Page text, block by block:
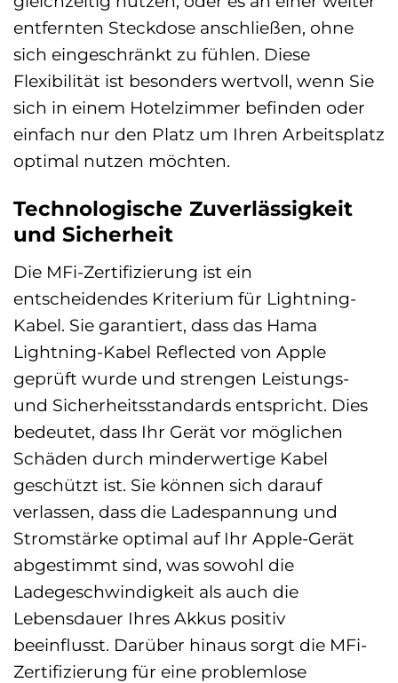
entfernten Steckdose anschließen, ohne
sich eingeschränkt zu fühlen. Diese
Flexibilität ist besonders wertvoll, wenn Sie
sich in einem Hotelzimmer befinden oder
einfach nur den Platz um Ihren Arbeitsplatz
optimal nutzen möchten.
Technologische Zuverlässigkeit
und Sicherheit
Die MFi-Zertifizierung ist ein
entscheidendes Kriterium für Lightning-
Kabel. Sie garantiert, dass das Hama
Lightning-Kabel Reflected von Apple
geprüft wurde und strengen Leistungs-
und Sicherheitsstandards entspricht. Dies
bedeutet, dass Ihr Gerät vor möglichen
Schäden durch minderwertige Kabel
geschützt ist. Sie können sich darauf
verlassen, dass die Ladespannung und
Stromstärke optimal auf Ihr Apple-Gerät
abgestimmt sind, was sowohl die
Ladegeschwindigkeit als auch die
Lebensdauer Ihres Akkus positiv
beeinflusst. Darüber hinaus sorgt die MFi-
Zertifizierung für eine problemlose